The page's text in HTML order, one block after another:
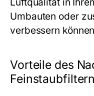
Umbauten oder
verbessern
Vorteile des
Feinstaubfiltern